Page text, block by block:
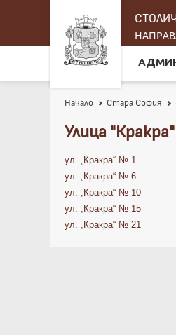
Начало Стара София
Улица "Кракра"
ул. „Кракра“ № 1
ул. „Кракра“ № 6
ул. „Кракра“ № 10
ул. „Кракра“ № 15
ул. „Кракра“ № 21